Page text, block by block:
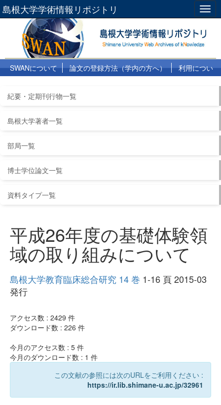
島根大学学術情報リポジトリ
SWANについて 論文の登録方法（学内の方へ）
利用につい
紀要・定期刊行物一覧
島根大学著者一覧
部局一覧
博士学位論文一覧
資料タイプ一覧
平成26年度の基礎体験領
域の取り組みについて
島根大学教育臨床総合研究 14 巻 1-16 頁 2015-03
発行
アクセス数 : 2429 件
ダウンロード数 : 226 件
今月のアクセス数 : 5 件
今月のダウンロード数 : 1 件
この文献の参照には次のURLをご利用ください :
https://ir.lib.shimane-u.ac.jp/32961